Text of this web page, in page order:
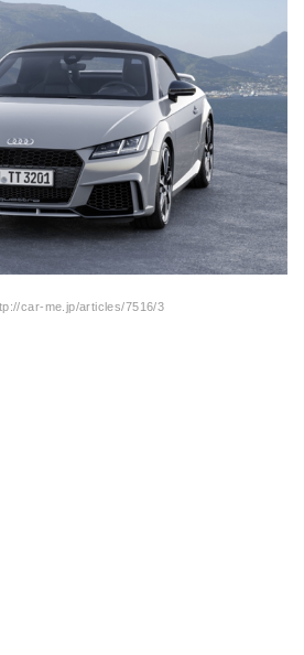
car-me.jp/articles/7516/3